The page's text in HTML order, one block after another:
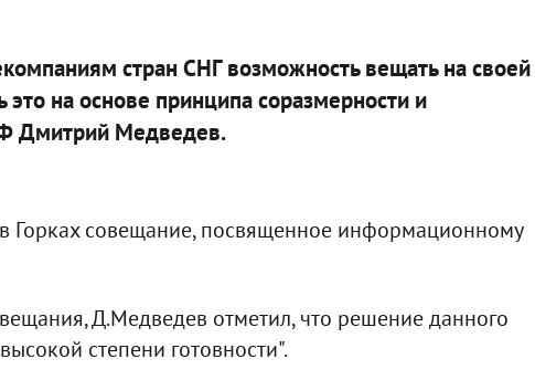
стран СНГ возможность вещать на своей
на основе принципа соразмерности и
Дмитрий Медведев.
в Горках совещание, посвященное информационному
Д.Медведев отметил, что решение данного
степени готовности".